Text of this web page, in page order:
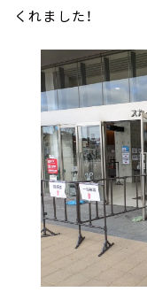
くれました！